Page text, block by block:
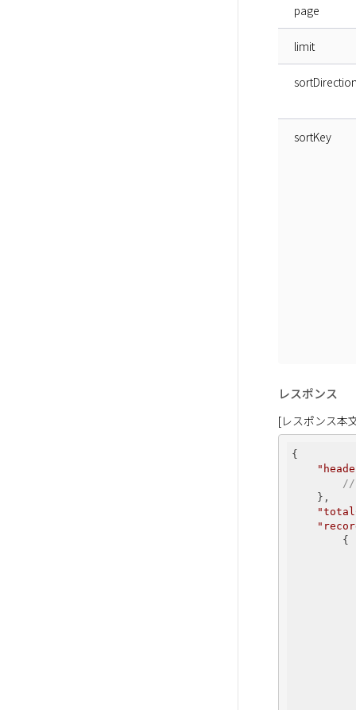
page
limit
sortKey
レスポンス
[レスポンス本
{
//
    },
        {